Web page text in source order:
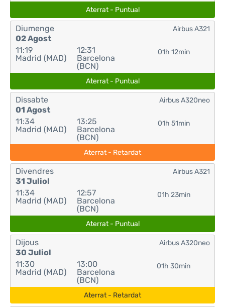
Aterrat - Puntual
Diumenge
02 Agost
11:19
Madrid (MAD)
12:31
Barcelona
(BCN)
01h 12min
Airbus A321
Aterrat - Puntual
Dissabte
01 Agost
11:34
Madrid (MAD)
13:25
Barcelona
(BCN)
01h 51min
Airbus A320neo
Aterrat - Retardat
Divendres
31 Juliol
11:34
Madrid (MAD)
12:57
Barcelona
(BCN)
01h 23min
Airbus A321
Aterrat - Puntual
Dijous
30 Juliol
11:30
Madrid (MAD)
13:00
Barcelona
(BCN)
01h 30min
Airbus A320neo
Aterrat - Retardat